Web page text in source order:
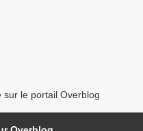
sur le portail Overblog